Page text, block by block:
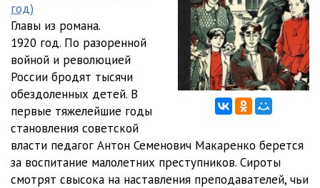
год)
Главы из романа.
1920 год. По разоренной
войной и революцией
России бродят тысячи
обездоленных детей. В
первые тяжелейшие годы
становления советской
власти педагог Антон Семенович Макаренко берется
за воспитание малолетних преступников. Сироты
смотрят свысока на наставления преподавателей, чьи